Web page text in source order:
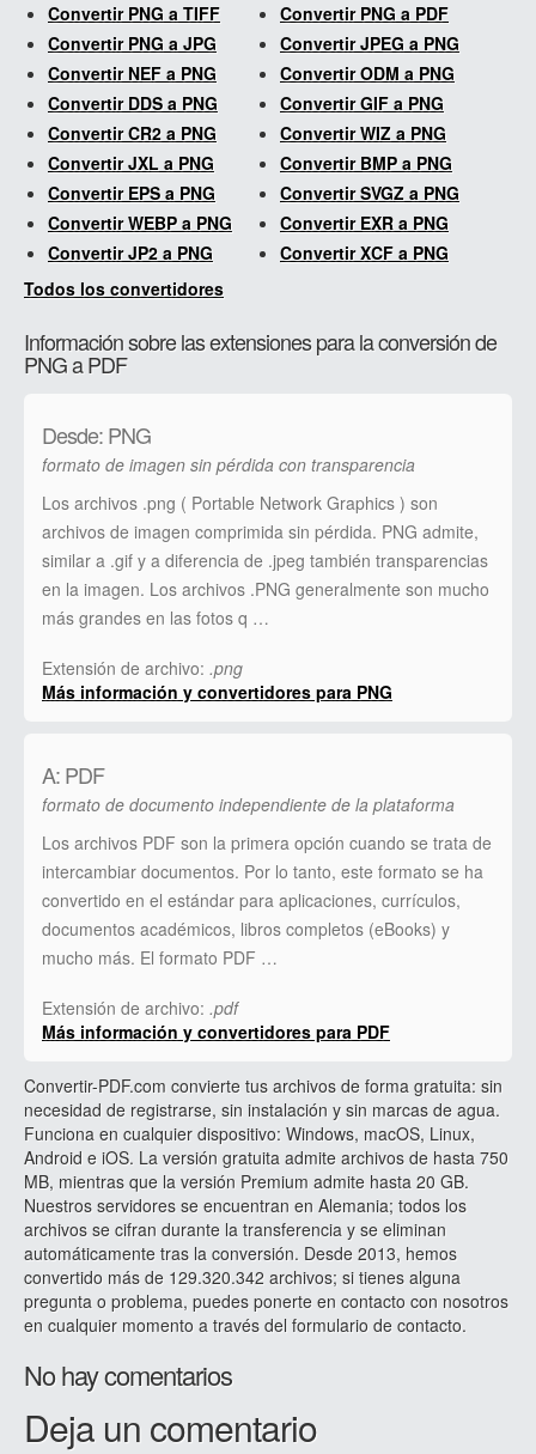
Convertir PNG a TIFF
Convertir PNG a PDF
Convertir PNG a JPG
Convertir JPEG a PNG
Convertir NEF a PNG
Convertir ODM a PNG
Convertir DDS a PNG
Convertir GIF a PNG
Convertir CR2 a PNG
Convertir WIZ a PNG
Convertir JXL a PNG
Convertir BMP a PNG
Convertir EPS a PNG
Convertir SVGZ a PNG
Convertir WEBP a PNG
Convertir EXR a PNG
Convertir JP2 a PNG
Convertir XCF a PNG
Todos los convertidores
Información sobre las extensiones para la conversión de
PNG a PDF
Desde: PNG
formato de imagen sin pérdida con transparencia
Los archivos .png ( Portable Network Graphics ) son
archivos de imagen comprimida sin pérdida. PNG admite,
similar a .gif y a diferencia de .jpeg también transparencias
en la imagen. Los archivos .PNG generalmente son mucho
más grandes en las fotos q …
Extensión de archivo: .png
Más información y convertidores para PNG
A: PDF
formato de documento independiente de la plataforma
Los archivos PDF son la primera opción cuando se trata de
intercambiar documentos. Por lo tanto, este formato se ha
convertido en el estándar para aplicaciones, currículos,
documentos académicos, libros completos (eBooks) y
mucho más. El formato PDF …
Extensión de archivo: .pdf
Más información y convertidores para PDF
Convertir-PDF.com convierte tus archivos de forma gratuita: sin
necesidad de registrarse, sin instalación y sin marcas de agua.
Funciona en cualquier dispositivo: Windows, macOS, Linux,
Android e iOS. La versión gratuita admite archivos de hasta 750
MB, mientras que la versión Premium admite hasta 20 GB.
Nuestros servidores se encuentran en Alemania; todos los
archivos se cifran durante la transferencia y se eliminan
automáticamente tras la conversión. Desde 2013, hemos
convertido más de 129.320.342 archivos; si tienes alguna
pregunta o problema, puedes ponerte en contacto con nosotros
en cualquier momento a través del formulario de contacto.
No hay comentarios
Deja un comentario